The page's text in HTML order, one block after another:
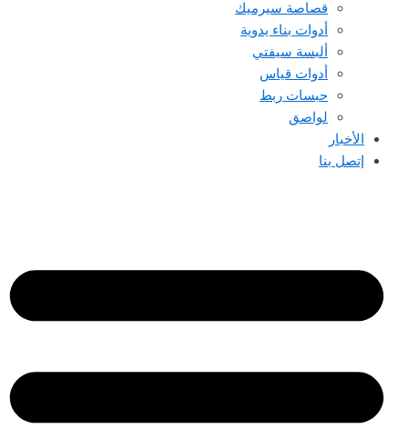
قصاصة سيرميك
أدوات بناء يدوية
ألبسة سيفتي
أدوات قياس
حبسات ربط
لواصق
الأخبار
إتصل بنا